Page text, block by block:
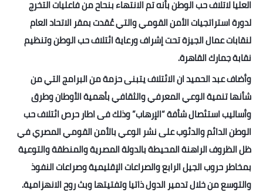
صحة
البوابة التعليمية
المزيد
اقتصاد
المرأة والطفل
حكاية صورة
ثقافة
العليا لاتلاف حب الوطن بأنه تم الانتهاء بنحاح من فاعليات التخرج
لدورة استراتجيات الأمن القومي والتي عُقدت بمقر الاتحاد العام
لنقابات عمال الجيزة تحت إشراف ورعاية ائتلاف حب الوطن وتنظيم
نقابة جمارك القاهرة.
وأضاف عبد الحميد ان الائتلاف يتبنى حزمة من البرامج التي من
شأنها تنمية الوعي المعرفي والثقافي بأهمية الأوطان وطرق
وأساليب استئصال شأفة “الإرهاب” وذلك فى اطار حرص ائتلاف حب
الوطن الدائم والدئوب على نشر الوعي بالأمن القومي المصري في
ظل الظروف الراهنة المحيطة بالدولة المصرية والمنطقة والتوعية
بمخاطر حروب الجيل الرابع والصراعات الإقليمية وصراعات النفوذ
والتوسع من خلال تدمير الدول ذاتيا وتفتيتها وبث روح الانهزامية.